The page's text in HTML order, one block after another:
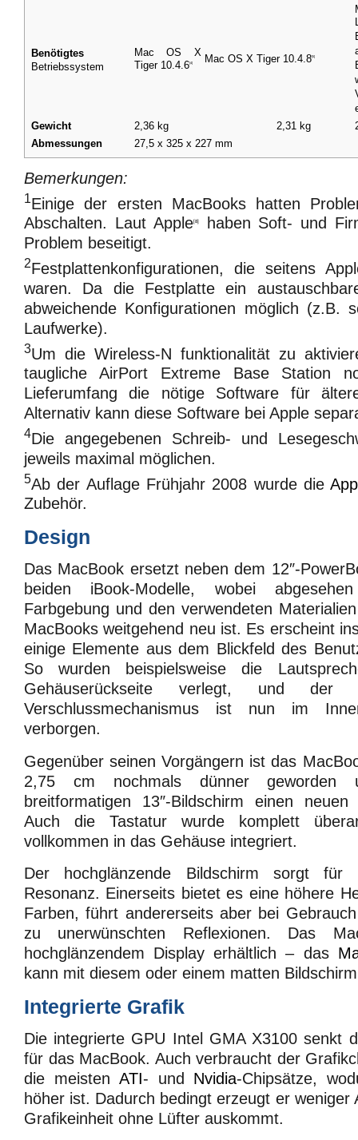
Benötigtes
Betriebssystem
Mac OS X
Tiger10.4.6[4] Mac OS X Tiger 10.4.8[5]
Gewicht
2,36 kg 2,31 kg
Abmessungen
27,5 x 325 x 227 mm
Bemerkungen:
1 Einige der ersten MacBooks hatten
Abschalten. Laut Apple[8]haben Soft- und
Problem beseitigt.
2Festplattenkonfigurationen, die seitens
waren. Da die Festplatte ein
abweichende Konfigurationen möglich (z.B.
Laufwerke).
3Um die Wireless-N funktionalität zu
taugliche AirPort Extreme Base Station
Lieferumfang die nötige Software für
Alternativ kann diese Software bei Apple
4Die angegebenen Schreib- und
jeweils maximal möglichen.
5Ab der Auflage Frühjahr 2008 wurde die
Zubehör.
Design
Das MacBook ersetzt neben dem 12″-
beiden iBook-Modelle, wobei
Farbgebung und den verwendeten
MacBooks weitgehend neu ist. Es erscheint
einige Elemente aus dem Blickfeld des
So wurden beispielsweise die
Gehäuserückseite verlegt, und der
Verschlussmechanismus ist nun im
verborgen.
Gegenüber seinen Vorgängern ist das
2,75 cm nochmals dünner
breitformatigen 13″-Bildschirm einen
Auch die Tastatur wurde komplett
vollkommen in das Gehäuse integriert.
Der hochglänzende Bildschirm sorgt für
Resonanz. Einerseits bietet es eine höhere
Farben, führt andererseits aber bei
zu unerwünschten Reflexionen. Das
hochglänzendem Display erhältlich – das
kann mit diesem oder einem matten
Integrierte Grafik
Die integrierte GPU Intel GMA X3100 senkt
für das MacBook. Auch verbraucht der
die meisten ATI- und Nvidia-Chipsätze,
höher ist. Dadurch bedingt erzeugt er weniger
Grafikeinheit ohne Lüfter auskommt.